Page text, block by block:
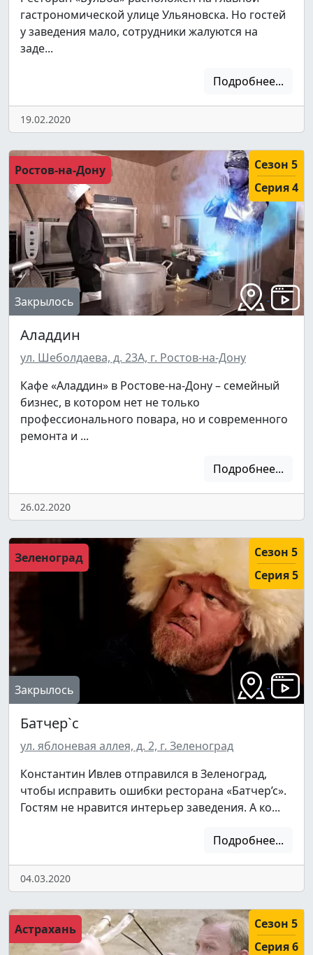
гастрономической улице Ульяновска. Но гостей
у заведения мало, сотрудники жалуются на
заде...
Подробнее...
19.02.2020
Ростов-на-Дону
Сезон 5
Серия 4
Закрылось
Аладдин
ул. Шеболдаева, д. 23А, г. Ростов-на-Дону
Кафе «Аладдин» в Ростове-на-Дону – семейный
бизнес, в котором нет не только
профессионального повара, но и современного
ремонта и ...
Подробнее...
26.02.2020
Зеленоград
Сезон 5
Серия 5
Закрылось
Батчер`с
ул. яблоневая аллея, д. 2, г. Зеленоград
Константин Ивлев отправился в Зеленоград,
чтобы исправить ошибки ресторана «Батчер’с».
Гостям не нравится интерьер заведения. А ко...
Подробнее...
04.03.2020
Астрахань
Сезон 5
Серия 6
Подписывайтесь на телеграм-канал.
Мы выкладываем авторские обзоры
каждую неделю.
Подписаться